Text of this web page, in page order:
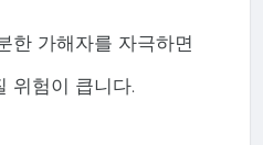
한 가해자를 자극하면
위험이 큽니다.